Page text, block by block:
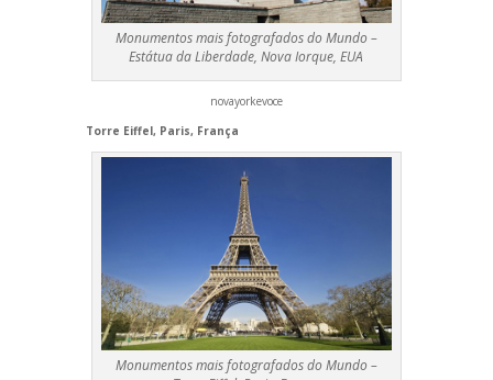
Monumentos mais fotografados do Mundo –
Estátua da Liberdade, Nova Iorque, EUA
novayorkevoce
Torre Eiffel, Paris, França
Monumentos mais fotografados do Mundo –